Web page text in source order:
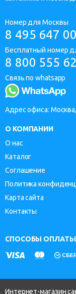
Номер для Москвы
8 495 647
Бесплатный номер
8 800 555
Связь по whatsapp
Адрес офиса:
О КОМПАНИИ
О нас
Каталог
Соглашение
Политика
Карта сайта
Контакты
СПОСОБЫ ОПЛАТЫ
Интернет-магазин